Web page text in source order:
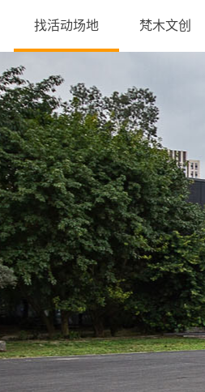
找活动场地 梵木文创